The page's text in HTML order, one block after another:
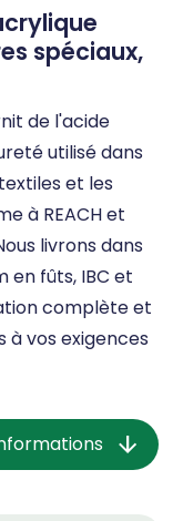
spéciaux,
de l'acide
utilisé dans
et les
à REACH et
livrons dans
en fûts, IBC et
complète et
à vos exigences